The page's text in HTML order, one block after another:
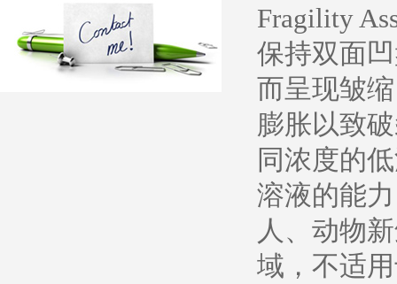
Fragility
保持双面
而呈现皱
膨胀以致
同浓度的
溶液的能
人、动物
域，不适